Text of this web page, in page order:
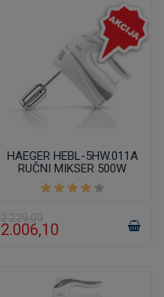
HAEGER HEBL-5HW.011A
RUČNI MIKSER 500W
2.229,00
2.006,10